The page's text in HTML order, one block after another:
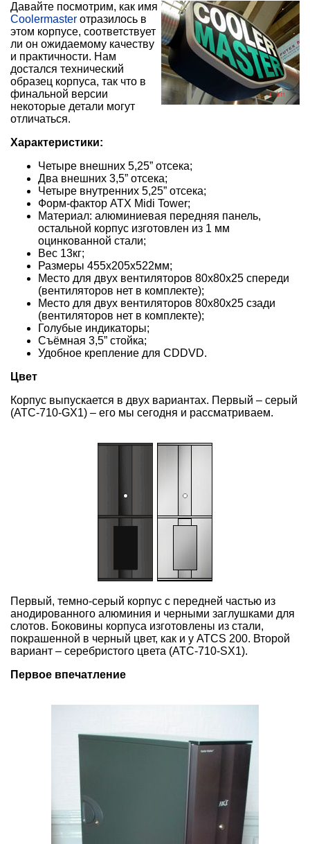
Давайте посмотрим, как имя
Coolermaster отразилось в
этом корпусе, соответствует
ли он ожидаемому качеству
и практичности. Нам
достался технический
образец корпуса, так что в
финальной версии
некоторые детали могут
отличаться.
Характеристики:
Четыре внешних 5,25” отсека;
Два внешних 3,5” отсека;
Четыре внутренних 5,25” отсека;
Форм-фактор ATX Midi Tower;
Материал: алюминиевая передняя панель,
остальной корпус изготовлен из 1 мм
оцинкованной стали;
Вес 13кг;
Размеры 455x205x522мм;
Место для двух вентиляторов 80x80x25 спереди
(вентиляторов нет в комплекте);
Место для двух вентиляторов 80x80x25 сзади
(вентиляторов нет в комплекте);
Голубые индикаторы;
Съёмная 3,5” стойка;
Удобное крепление для CDDVD.
Цвет
Корпус выпускается в двух вариантах. Первый – серый
(ATC-710-GX1) – его мы сегодня и рассматриваем.
Первый, темно-серый корпус с передней частью из
анодированного алюминия и черными заглушками для
слотов. Боковины корпуса изготовлены из стали,
покрашенной в черный цвет, как и у ATCS 200. Второй
вариант – серебристого цвета (ATC-710-SX1).
Первое впечатление